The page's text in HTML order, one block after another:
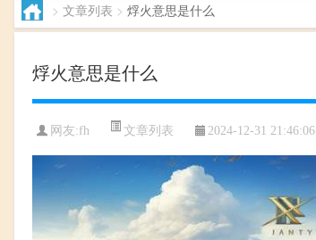
> 文章列表 > 烰火意思是什么
烰火意思是什么
网友:fh 文章列表 2024-12-31 21:46:06